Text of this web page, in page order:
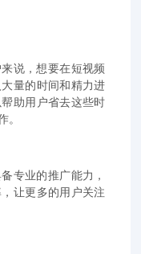
说，想要在短视频
量的时间和精力进
助用户省去这些时
。
专业的推广能力，
让更多的用户关注